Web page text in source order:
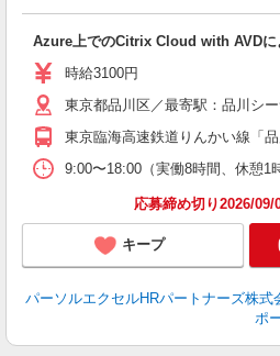
Azure上でのCitrix Cloud with AVDに
時給3100円
東京都品川区／最寄駅：品川シ
東京臨海高速鉄道りんかい線「
9:00〜18:00（実働8時間、休憩
応募締め切り2026/09/
キープ
パーソルエクセルHRパートナーズ株
ポ